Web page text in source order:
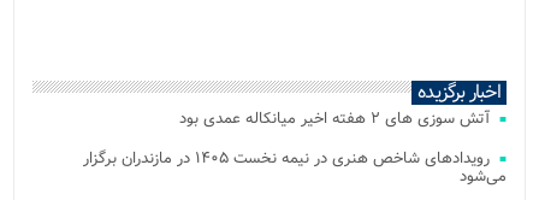
اخبار برگزیده
آتش‌ سوزی‌ های ۲ هفته اخیر میانکاله عمدی بود
رویدادهای شاخص هنری در نیمه نخست ۱۴۰۵ در مازندران برگزار
می‌شود